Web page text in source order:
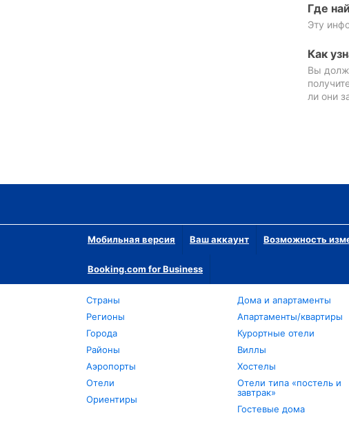
Где
Эту
Как
Вы
ли они
Мобильная версия Ваш аккаунт Возможность
Booking.com for Business
Страны
Регионы
Города
Районы
Аэропорты
Отели
Ориентиры
Дома и апартаменты
Апартаменты/квартиры
Курортные отели
Виллы
Хостелы
Отели типа «постель и
завтрак»
Гостевые дома